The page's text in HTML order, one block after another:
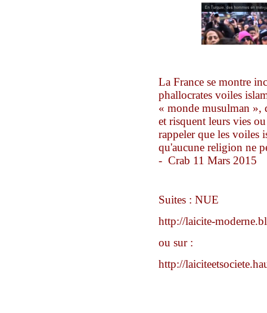
La France se montre
phallocrates voiles
« monde musulman »,
et risquent leurs vies
rappeler que les voiles
qu'aucune religion ne
- Crab 11 Mars 2015
Suites : NUE
http://laicite-
ou sur :
http://